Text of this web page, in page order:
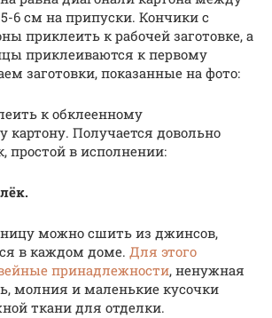
6 см на припуски. Кончики с
приклеить к рабочей заготовке, а
приклеиваются к первому
заготовки, показанные на фото:
к обклеенному
картону. Получается довольно
в исполнении:
можно сшить из джинсов,
в каждом доме. Для этого
принадлежности, ненужная
молния и маленькие кусочки
ткани для отделки.